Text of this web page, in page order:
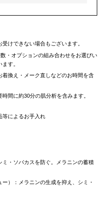
けできない場合もございます。
・オプションの組み合わせをお選びい
す。
換え・メーク直しなどのお時間を含
間に約30分の肌分析を含みます。
等によるお手入れ
ミ・ソバカスを防ぐ。メラニンの蓄積
）：メラニンの生成を抑え、シミ・